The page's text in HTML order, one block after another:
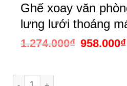
Ghế xoay văn
lưng lưới thoáng
1.274.000₫
Giá
gốc
958.000₫
Ghế xoay văn phòng nhập